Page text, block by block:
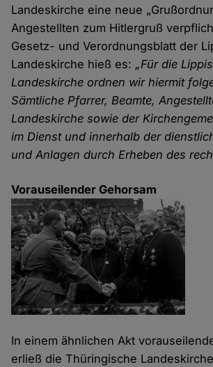
Landeskirche eine neue
Angestellten zum Hitlergruß
Gesetz- und Verordnungsblatt der
Landeskirche hieß es: „Für die
Landeskirche ordnen wir hiermit
Sämtliche Pfarrer, Beamte,
Landeskirche sowie der
im Dienst und innerhalb der
und Anlagen durch Erheben des
Vorauseilender Gehorsam
In einem ähnlichen Akt
erließ die Thüringische